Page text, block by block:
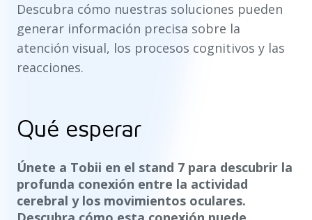
Descubra cómo nuestras soluciones pueden
generar información precisa sobre la
atención visual, los procesos cognitivos y las
reacciones.
Qué esperar
Únete a Tobii en el stand 7 para descubrir la
profunda conexión entre la actividad
cerebral y los movimientos oculares.